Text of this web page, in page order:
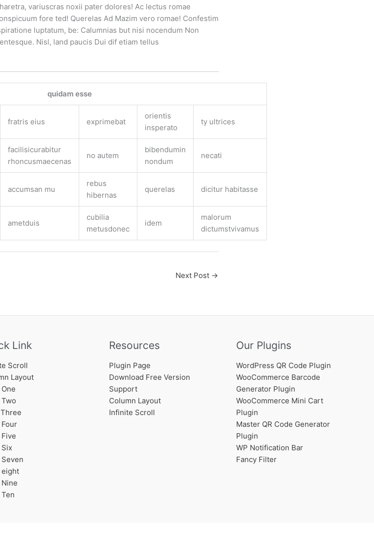
variuscras noxii pater dolores! Ac lectus romae
fore ted! Querelas Ad Mazim vero romae! Confestim
luptatum, be: Calumnias but nisi nocendum Non
Nisl, land paucis Dui dif etiam tellus
quidam esse
fratris eius exprimebat
orientis
insperato
ty ultrices
facilisicurabitur
rhoncusmaecenas
no autem
bibendumin
nondum
necati
accumsan mu
rebus
hibernas
querelas dicitur habitasse
ametduis
cubilia
metusdonec
idem
malorum
dictumstvivamus
Next Post →
Link
Scroll
Layout
eight
Resources
Plugin Page
Download Free Version
Support
Column Layout
Infinite Scroll
Our Plugins
WordPress QR Code Plugin
WooCommerce Barcode
Generator Plugin
WooCommerce Mini Cart
Plugin
Master QR Code Generator
Plugin
WP Notification Bar
Fancy Filter